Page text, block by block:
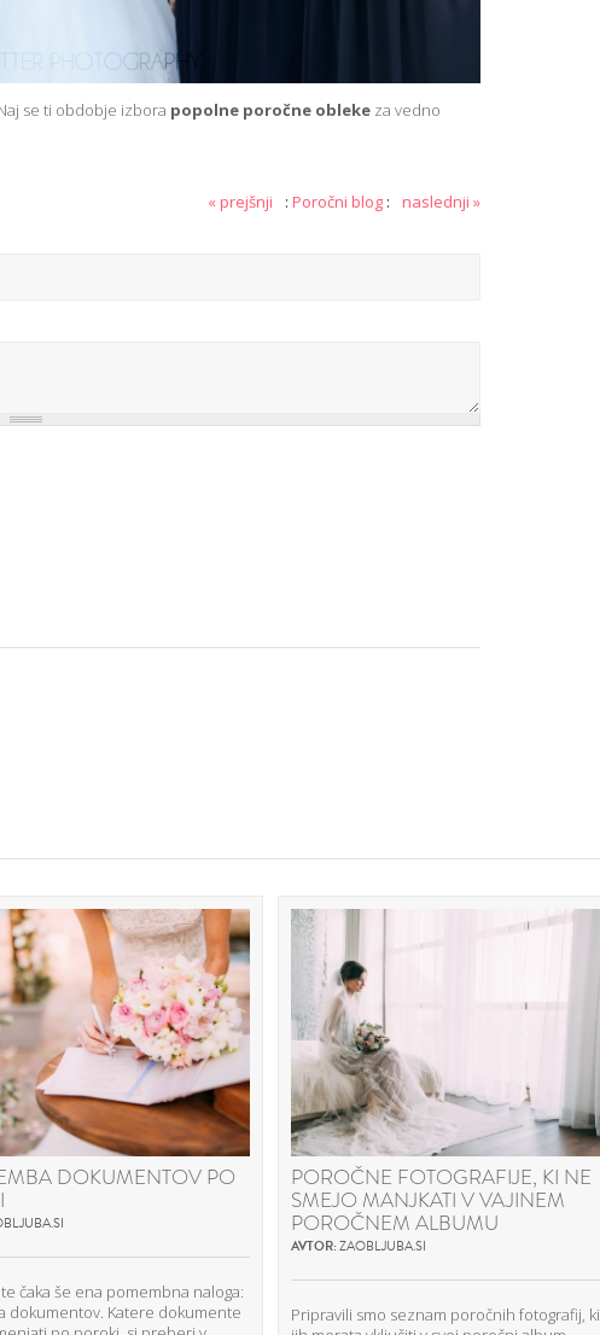
se ti obdobje izbora popolne poročne obleke za vedno
« prejšnji : Poročni blog : naslednji »
DOKUMENTOV PO
čaka še ena pomembna naloga:
dokumentov. Katere dokumente
POROČNE FOTOGRAFIJE, KI NE
SMEJO MANJKATI V VAJINEM
POROČNEM ALBUMU
AVTOR:ZAOBLJUBA.SI
Pripravili smo seznam poročnih fotografij, ki